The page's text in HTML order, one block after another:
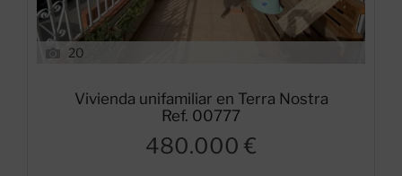
20
Vivienda unifamiliar en Terra Nostra
Ref. 00777
480.000 €